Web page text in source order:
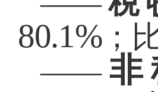
80.1%；
——非